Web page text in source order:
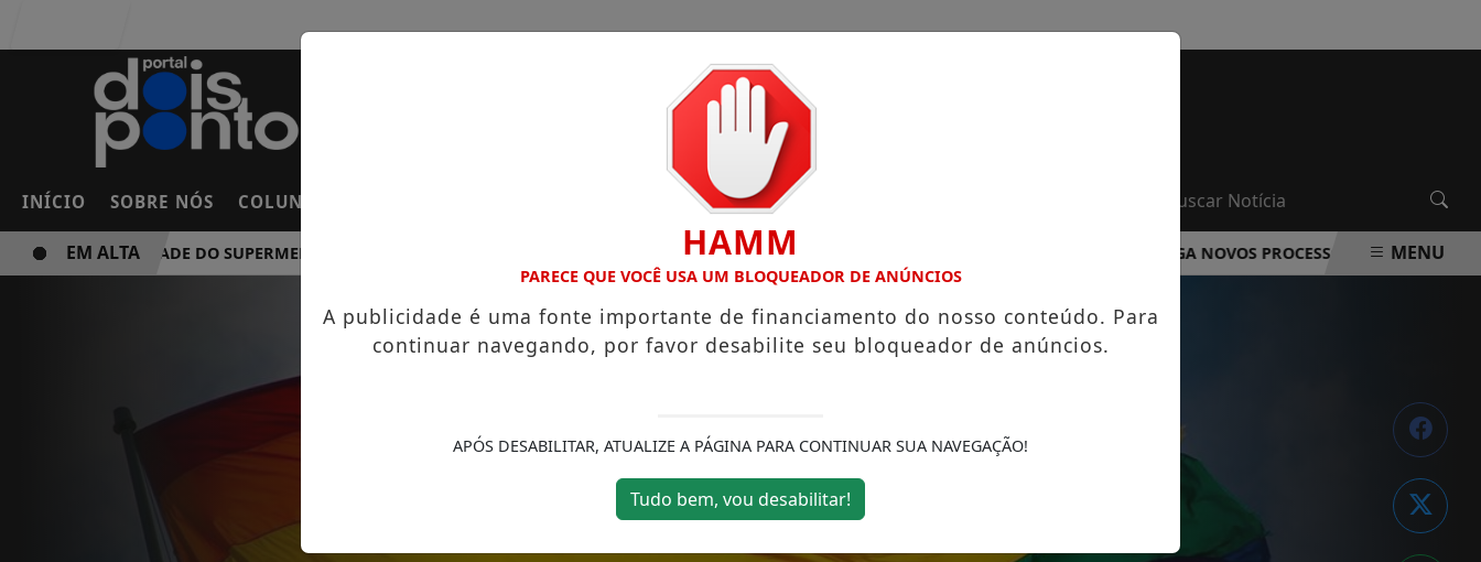
INÍCIO SOBRE NÓS COLUNAS FRANCISCO MORATO
NOVA UNIDADE DO SUPERMERCADO ROSSI SERÁ BREVEMENTE INAUGURADA EM FRANCO DA ROCHA EDUCA FRANCO DA ROCHA DIVULGA NOVOS PROCESSOS SELETIVOS NA ÁREA
EM ALTA MENU
HAMM
PARECE QUE VOCÊ USA UM BLOQUEADOR DE ANÚNCIOS
A publicidade é uma fonte importante de financiamento do nosso conteúdo. Para
continuar navegando, por favor desabilite seu bloqueador de anúncios.
APÓS DESABILITAR, ATUALIZE A PÁGINA PARA CONTINUAR SUA NAVEGAÇÃO!
Tudo bem, vou desabilitar!